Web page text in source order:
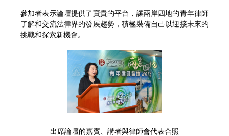
參加者表示論壇提供了寶貴的平台，讓兩岸四地的青年律師
了解和交流法律界的發展趨勢，積極裝備自己以迎接未來的
挑戰和探索新機會。
出席論壇的嘉賓、講者與律師會代表合照